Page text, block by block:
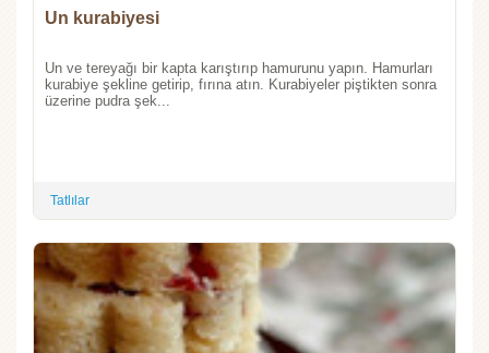
Un kurabiyesi
Un ve tereyağı bir kapta karıştırıp hamurunu yapın. Hamurları
kurabiye şekline getirip, fırına atın. Kurabiyeler piştikten sonra
üzerine pudra şek...
Tatlılar